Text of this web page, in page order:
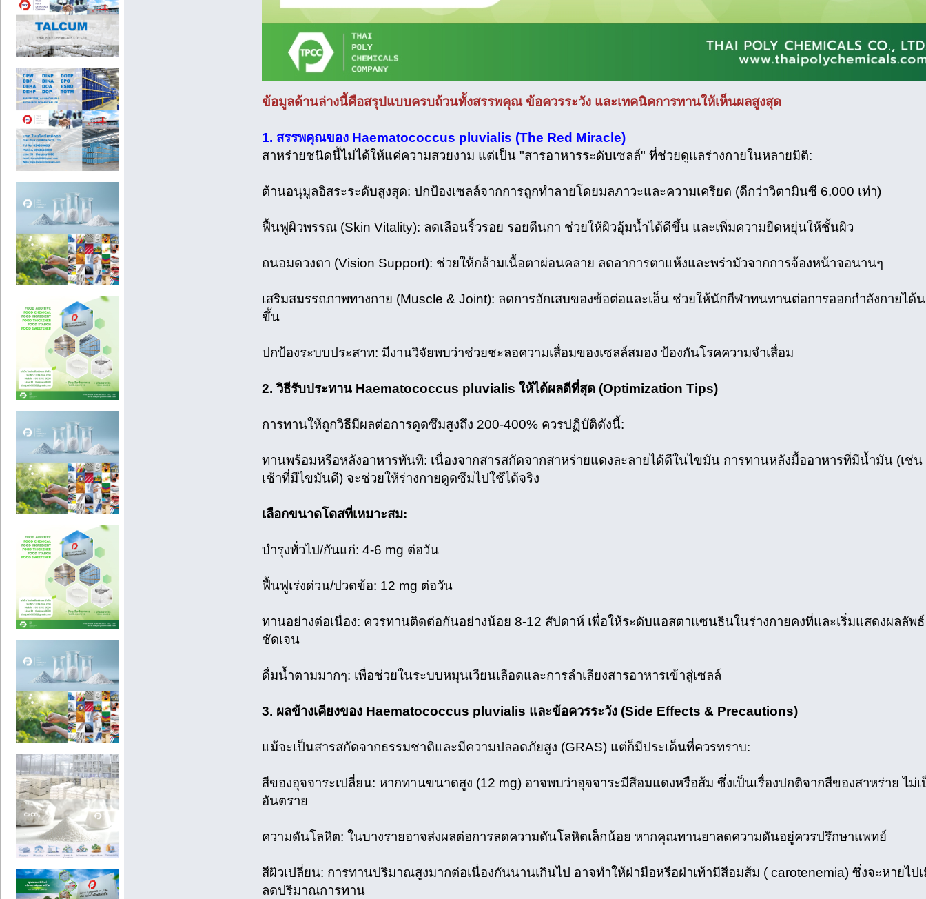
ข้อมูลด้านล่างนี้คือสรุปแบบครบถ้วนทั้งสรรพคุณ ข้อควรระวัง และเทคนิคการทานให้เห็นผลสูงสุด
1. สรรพคุณของ Haematococcus pluvialis (The Red Miracle)
สาหร่ายชนิดนี้ไม่ได้ให้แค่ความสวยงาม แต่เป็น "สารอาหารระดับเซลล์" ที่ช่วยดูแลร่างกายในหลายมิติ:
ต้านอนุมูลอิสระระดับสูงสุด: ปกป้องเซลล์จากการถูกทำลายโดยมลภาวะและความเครียด (ดีกว่าวิตามินซี 6,000 เท่า)
ฟื้นฟูผิวพรรณ (Skin Vitality): ลดเลือนริ้วรอย รอยตีนกา ช่วยให้ผิวอุ้มน้ำได้ดีขึ้น และเพิ่มความยืดหยุ่นให้ชั้นผิว
ถนอมดวงตา (Vision Support): ช่วยให้กล้ามเนื้อตาผ่อนคลาย ลดอาการตาแห้งและพร่ามัวจากการจ้องหน้าจอนานๆ
เสริมสมรรถภาพทางกาย (Muscle & Joint): ลดการอักเสบของข้อต่อและเอ็น ช่วยให้นักกีฬาทนทานต่อการออกกำลังกายได้
ขึ้น
ปกป้องระบบประสาท: มีงานวิจัยพบว่าช่วยชะลอความเสื่อมของเซลล์สมอง ป้องกันโรคความจำเสื่อม
2. วิธีรับประทาน Haematococcus pluvialis ให้ได้ผลดีที่สุด (Optimization Tips)
การทานให้ถูกวิธีมีผลต่อการดูดซึมสูงถึง 200-400% ควรปฏิบัติดังนี้:
ทานพร้อมหรือหลังอาหารทันที: เนื่องจากสารสกัดจากสาหร่ายแดงละลายได้ดีในไขมัน การทานหลังมื้ออาหารที่มีน้ำมัน (เช่น
เช้าที่มีไขมันดี) จะช่วยให้ร่างกายดูดซึมไปใช้ได้จริง
เลือกขนาดโดสที่เหมาะสม:
บำรุงทั่วไป/กันแก่: 4-6 mg ต่อวัน
ฟื้นฟูเร่งด่วน/ปวดข้อ: 12 mg ต่อวัน
ทานอย่างต่อเนื่อง: ควรทานติดต่อกันอย่างน้อย 8-12 สัปดาห์ เพื่อให้ระดับแอสตาแซนธินในร่างกายคงที่และเริ่มแสดงผลลัพธ์
ชัดเจน
ดื่มน้ำตามมากๆ: เพื่อช่วยในระบบหมุนเวียนเลือดและการลำเลียงสารอาหารเข้าสู่เซลล์
3. ผลข้างเคียงของ Haematococcus pluvialis และข้อควรระวัง (Side Effects & Precautions)
แม้จะเป็นสารสกัดจากธรรมชาติและมีความปลอดภัยสูง (GRAS) แต่ก็มีประเด็นที่ควรทราบ:
สีของอุจจาระเปลี่ยน: หากทานขนาดสูง (12 mg) อาจพบว่าอุจจาระมีสีอมแดงหรือส้ม ซึ่งเป็นเรื่องปกติจากสีของสาหร่าย ไม่เ
อันตราย
ความดันโลหิต: ในบางรายอาจส่งผลต่อการลดความดันโลหิตเล็กน้อย หากคุณทานยาลดความดันอยู่ควรปรึกษาแพทย์
สีผิวเปลี่ยน: การทานปริมาณสูงมากต่อเนื่องกันนานเกินไป อาจทำให้ฝ่ามือหรือฝ่าเท้ามีสีอมส้ม ( carotenemia) ซึ่งจะหายไป
ลดปริมาณการทาน